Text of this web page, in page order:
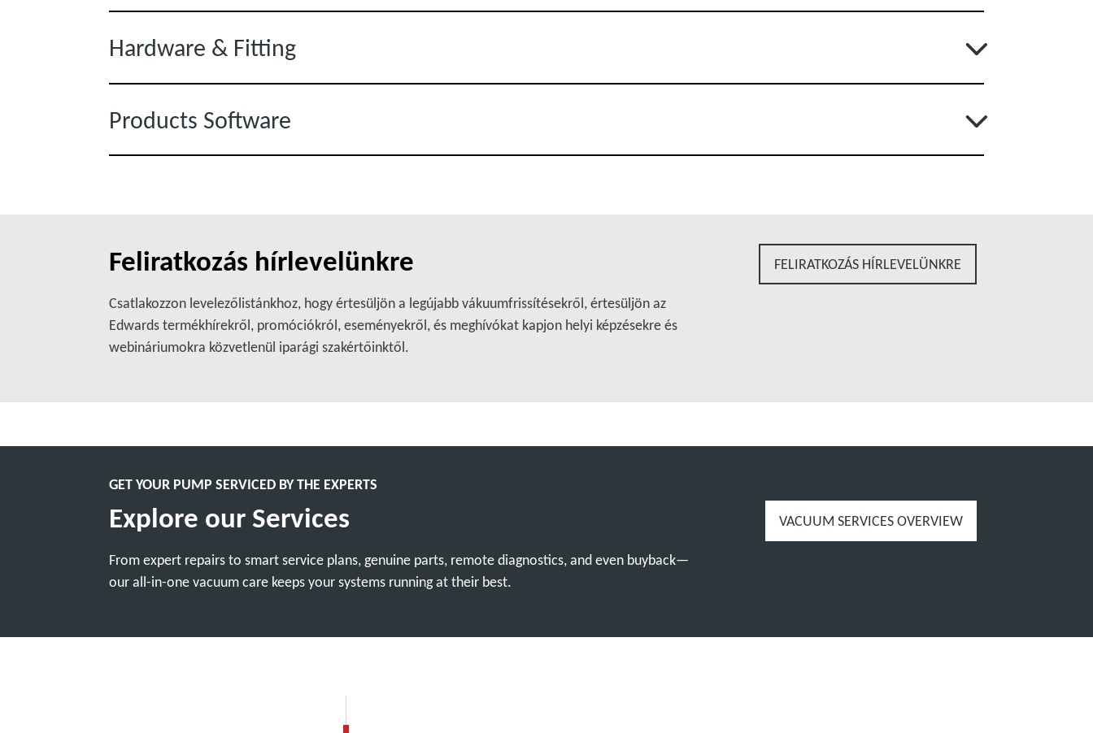
Hardware & Fitting
Products Software
Feliratkozás hírlevelünkre
Csatlakozzon levelezőlistánkhoz, hogy értesüljön a legújabb vákuumfrissítésekről, értesüljön az
Edwards termékhírekről, promóciókról, eseményekről, és meghívókat kapjon helyi képzésekre és
webináriumokra közvetlenül iparági szakértőinktől.
FELIRATKOZÁS HÍRLEVELÜNKRE
GET YOUR PUMP SERVICED BY THE EXPERTS
Explore our Services
From expert repairs to smart service plans, genuine parts, remote diagnostics, and even buyback—
our all-in-one vacuum care keeps your systems running at their best.
VACUUM SERVICES OVERVIEW